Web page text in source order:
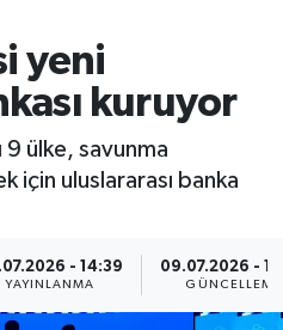
yeni
kuruyor
9 ülke, savunma
için uluslararası banka
- 14:39
YAYINLANMA
09.07.2026 -
GÜNCELLEME
Haritası
ve Fikstür